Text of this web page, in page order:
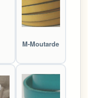
M-Moutarde